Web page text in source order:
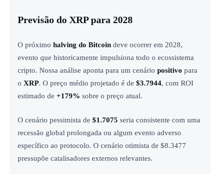
Previsão do XRP para 2028
O próximo halving do Bitcoin deve ocorrer em 2028,
evento que historicamente impulsiona todo o ecossistema
cripto. Nossa análise aponta para um cenário positivo para
o XRP. O preço médio projetado é de $3.7944, com ROI
estimado de +179% sobre o preço atual.
O cenário pessimista de $1.7075 seria consistente com uma
recessão global prolongada ou algum evento adverso
específico ao protocolo. O cenário otimista de $8.3477
pressupõe catalisadores externos relevantes.